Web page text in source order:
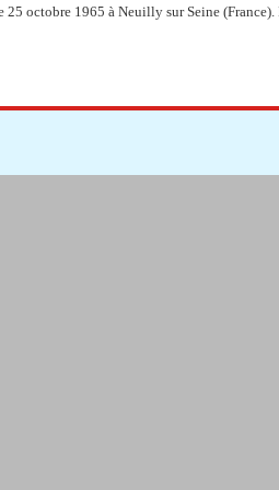
25 octobre 1965 à Neuilly sur Seine